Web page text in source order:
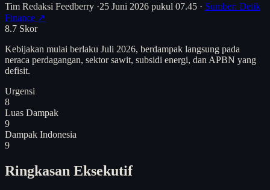
Tim Redaksi Feedberry ·25 Juni 2026 pukul 07.45 · Sumber: Detik
Finance ↗
8.7 Skor
Kebijakan mulai berlaku Juli 2026, berdampak langsung pada
neraca perdagangan, sektor sawit, subsidi energi, dan APBN yang
defisit.
Urgensi
8
Luas Dampak
9
Dampak Indonesia
9
Ringkasan Eksekutif